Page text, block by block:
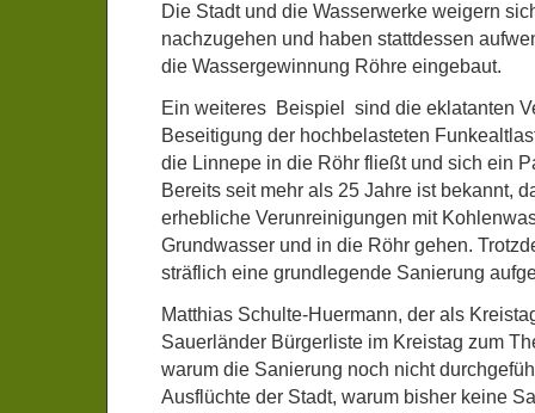
Die Stadt und die Wasserwerke weigern
nachzugehen und haben stattdessen
die Wassergewinnung Röhre eingebaut.
Ein weiteres Beispiel sind die eklatanten
Beseitigung der hochbelasteten
die Linnepe in die Röhr fließt und sich ein
Bereits seit mehr als 25 Jahre ist bekannt,
erhebliche Verunreinigungen mit
Grundwasser und in die Röhr gehen.
sträflich eine grundlegende Sanierung
Matthias Schulte-Huermann, der als
Sauerländer Bürgerliste im Kreistag zum
warum die Sanierung noch nicht
Ausflüchte der Stadt, warum bisher keine